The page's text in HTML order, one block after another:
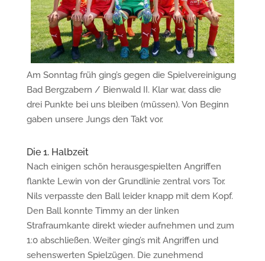
Am Sonntag früh ging’s gegen die Spielvereinigung
Bad Bergzabern / Bienwald II. Klar war, dass die
drei Punkte bei uns bleiben (müssen). Von Beginn
gaben unsere Jungs den Takt vor.
Die 1. Halbzeit
Nach einigen schön herausgespielten Angriffen
flankte Lewin von der Grundlinie zentral vors Tor.
Nils verpasste den Ball leider knapp mit dem Kopf.
Den Ball konnte Timmy an der linken
Strafraumkante direkt wieder aufnehmen und zum
1:0 abschließen. Weiter ging’s mit Angriffen und
sehenswerten Spielzügen. Die zunehmend